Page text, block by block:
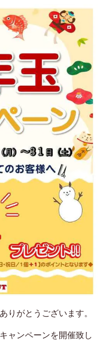
りがとうございます。
ャンペーンを開催致し